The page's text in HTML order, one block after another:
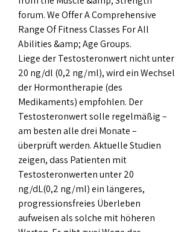
forum. We Offer A Comprehensive
Range Of Fitness Classes For All
Abilities &amp; Age Groups.
Liege der Testosteronwert nicht unter
20 ng/dl (0,2 ng/ml), wird ein Wechsel
der Hormontherapie (des
Medikaments) empfohlen. Der
Testosteronwert solle regelmäßig –
am besten alle drei Monate –
überprüft werden. Aktuelle Studien
zeigen, dass Patienten mit
Testosteronwerten unter 20
ng/dL(0,2 ng/ml) ein längeres,
progressionsfreies Überleben
aufweisen als solche mit höheren